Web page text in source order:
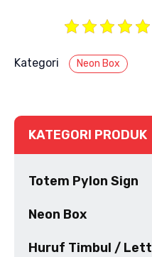
Kategori Neon Box
KATEGORI PRODUK
Totem Pylon Sign
Neon Box
Huruf Timbul /